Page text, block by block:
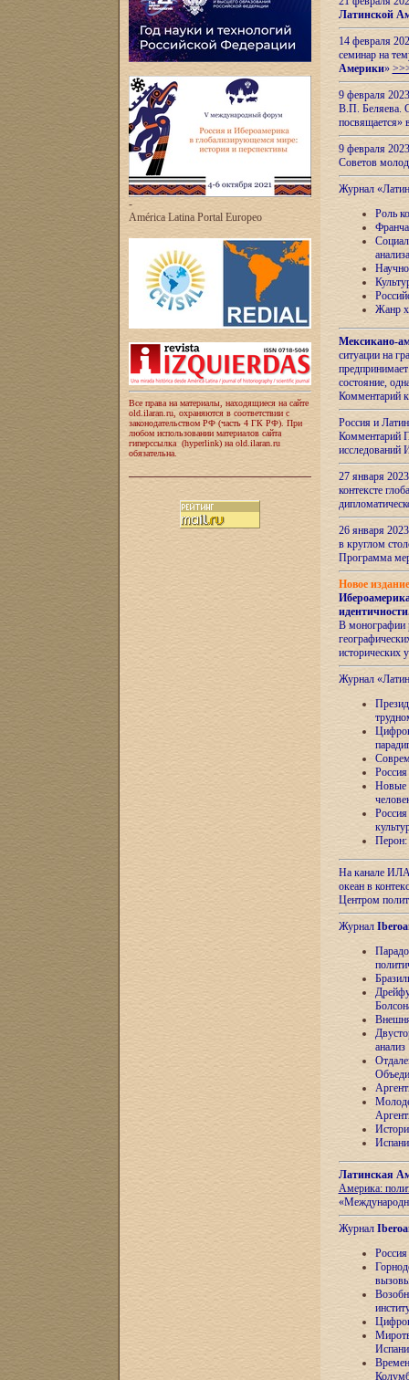
-
América Latina Portal Europeo
Все права на материалы, находящиеся на сайте
old.ilaran.ru, охраняются в соответствии с
законодательством РФ (часть 4 ГК РФ). При
любом использовании материалов сайта
гиперссылка (hyperlink) на old.ilaran.ru
обязательна.
Латинской
14 февраля
семинар на
Америки»
9 февраля
В.П. Беляева.
посвящается»
9 февраля
Советов
Журнал
Роль
анализа
Жанр
Мексикано-
ситуации на
состояние,
Комментарий
Россия и
Комментарий
27 января
контексте
26 января
в круглом
Программа
Новое
идентичности
В монографии
исторических
Журнал
Новые
Перон:
На канале
океан в
Центром
Журнал
анализ
Латинская
Америка:
Журнал